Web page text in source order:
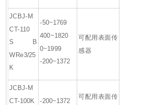
JCBJ-M
CT-110
S B
WRe3/25
K
-50~1769
400~1820
0~1999
-200~1372
可配用表面传
感器
JCBJ-M
CT-100K -200~1372
可配用表面传